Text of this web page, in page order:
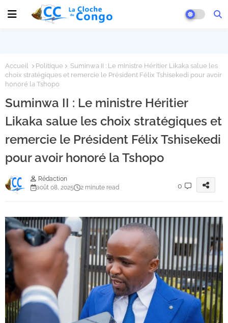
Accueil Politique
Suminwa II : Le ministre Héritier Likaka salue les
choix stratégiques et remercie le Président Félix Tshisekedi pour avoir
honoré la Tshopo
Suminwa II : Le ministre Héritier
Likaka salue les choix stratégiques et
remercie le Président Félix Tshisekedi
pour avoir honoré la Tshopo
Rédaction
août 08, 2025
2 minute read 0